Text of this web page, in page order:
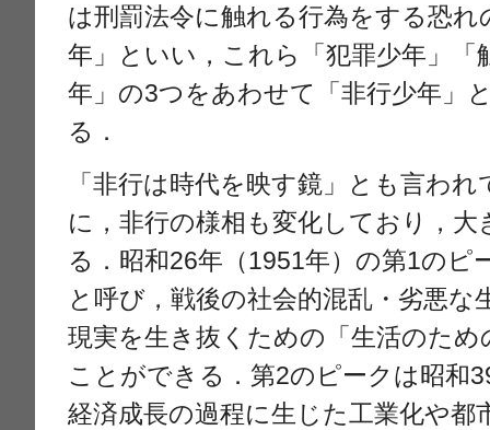
は刑罰法令に触れる行為をする恐
年」といい，これら「犯罪少年」「
年」の3つをあわせて「非行少年」
る．
「非行は時代を映す鏡」とも言わ
に，非行の様相も変化しており，
る．昭和26年（1951年）の第1のピ
と呼び，戦後の社会的混乱・劣悪な
現実を生き抜くための「生活のた
ことができる．第2のピークは昭和
経済成長の過程に生じた工業化や都